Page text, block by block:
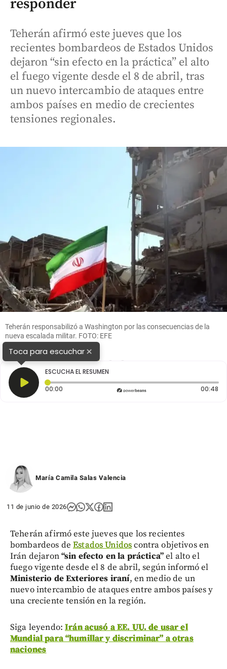
responder
Teherán afirmó este jueves que los
recientes bombardeos de Estados Unidos
dejaron “sin efecto en la práctica” el alto
el fuego vigente desde el 8 de abril, tras
un nuevo intercambio de ataques entre
ambos países en medio de crecientes
tensiones regionales.
Teherán responsabilizó a Washington por las consecuencias de la
nueva escalada militar. FOTO: EFE
Toca para escuchar×
ESCUCHA EL RESUMEN
00:00 Tiempo transcurrido: 0 segundos 00:48
María Camila Salas Valencia
11 de junio de 2026
Teherán afirmó este jueves que los recientes
bombardeos deEstados Unidoscontra objetivos en
Irán dejaron“sin efecto en la práctica”el alto el
fuego vigente desde el 8 de abril, según informó el
Ministerio de Exteriores iraní, en medio de un
nuevo intercambio de ataques entre ambos países y
una creciente tensión en la región.
Siga leyendo:Irán acusó a EE. UU. de usar el
Mundial para “humillar y discriminar” a otras
naciones